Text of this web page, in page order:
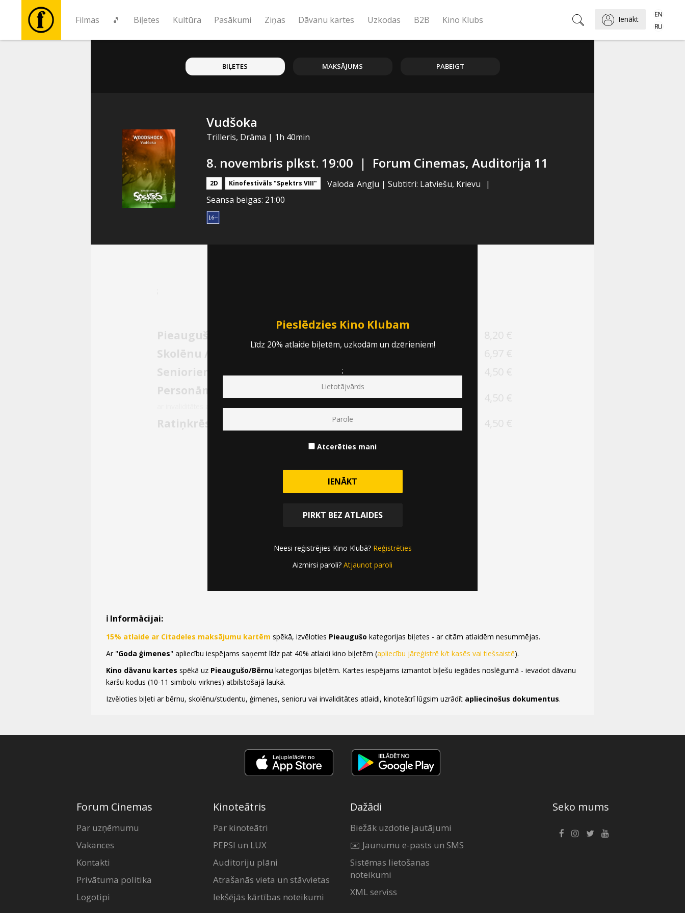
Filmas 🎵 Biļetes Kultūra Pasākumi Ziņas Dāvanu kartes Uzkodas B2B Kino Klubs Ienākt
BIĻETES MAKSĀJUMS PABEIGT
Vudšoka
Trilleris, Drāma | 1h 40min
8. novembris plkst. 19:00 | Forum Cinemas, Auditorija 11
2D Kinofestivāls "Spektrs VIII" Valoda: Angļu |Subtitri: Latviešu, Krievu
|
Seansa beigas: 21:00
Pieslēdzies Kino Klubam
Līdz 20% atlaide biļetēm, uzkodām un dzērieniem!
;
Atcerēties mani
IENĀKT
PIRKT BEZ ATLAIDES
Neesi reģistrējies Kino Klubā? Reģistrēties
Aizmirsi paroli? Atjaunot paroli
Pieaugušo 8,20 €
Skolēnu / Studentu 6,97 €
Senioriem 4,50 €
Personām ar invaliditāti
ar invaliditātes apliecību un personu apliecinošu dokumentu
4,50 €
Ratiņkrēsla vieta 4,50 €
NOPIRKT BIĻETES
ℹ️ Informācijai:
15% atlaide ar Citadeles maksājumu kartēm spēkā, izvēloties Pieaugušo kategorijas biļetes - ar citām atlaidēm nesummējas.
Ar "Goda ģimenes" apliecību iespējams saņemt līdz pat 40% atlaidi kino biļetēm (apliecību jāreģistrē k/t kasēs vai tiešsaistē).
Kino dāvanu kartes spēkā uz Pieaugušo/Bērnu kategorijas biļetēm. Kartes iespējams izmantot biļešu iegādes noslēgumā - ievadot dāvanu
karšu kodus (10-11 simbolu virknes) atbilstošajā laukā.
Izvēloties biļeti ar bērnu, skolēnu/studentu, ģimenes, senioru vai invaliditātes atlaidi, kinoteātrī lūgsim uzrādīt apliecinošus dokumentus.
Forum Cinemas
Par uzņēmumu
Vakances
Kontakti
Privātuma politika
Logotipi
Kinoteātris
Par kinoteātri
PEPSI un LUX
Auditoriju plāni
Atrašanās vieta un stāvvietas
Iekšējās kārtības noteikumi
Dažādi
Biežāk uzdotie jautājumi
✉️ Jaunumu e-pasts un SMS
Sistēmas lietošanas
noteikumi
XML serviss
Seko mums